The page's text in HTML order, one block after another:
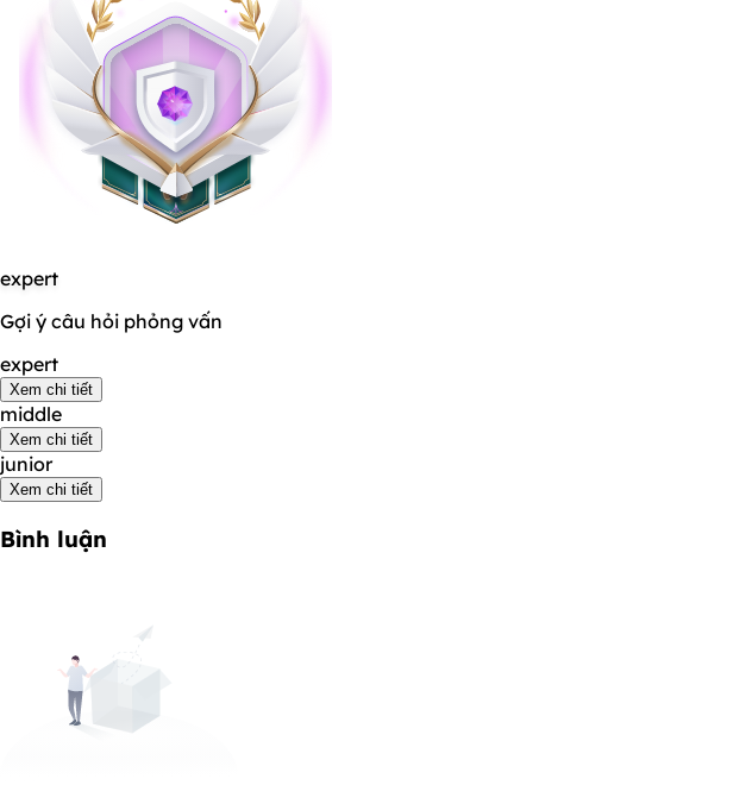
expert
Gợi ý câu hỏi phỏng vấn
expert
Xem chi tiết
middle
Xem chi tiết
junior
Xem chi tiết
Bình luận